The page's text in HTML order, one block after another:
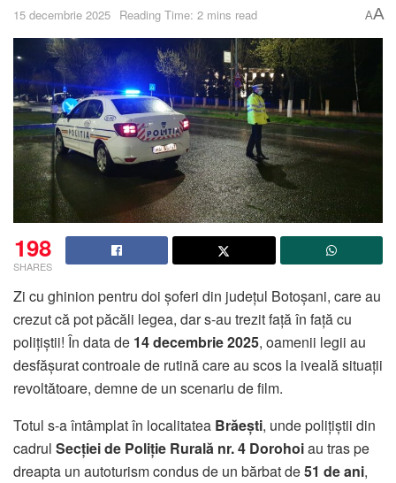
15 decembrie 2025 Reading Time: 2 mins read AA
198
SHARES
Zi cu ghinion pentru doi șoferi din județul Botoșani, care au
crezut că pot păcăli legea, dar s-au trezit față în față cu
polițiștii! În data de 14 decembrie 2025, oamenii legii au
desfășurat controale de rutină care au scos la iveală situații
revoltătoare, demne de un scenariu de film.
Totul s-a întâmplat în localitatea Brăești, unde polițiștii din
cadrul Secției de Poliție Rurală nr. 4 Dorohoiau tras pe
dreapta un autoturism condus de un bărbat de51 de ani,